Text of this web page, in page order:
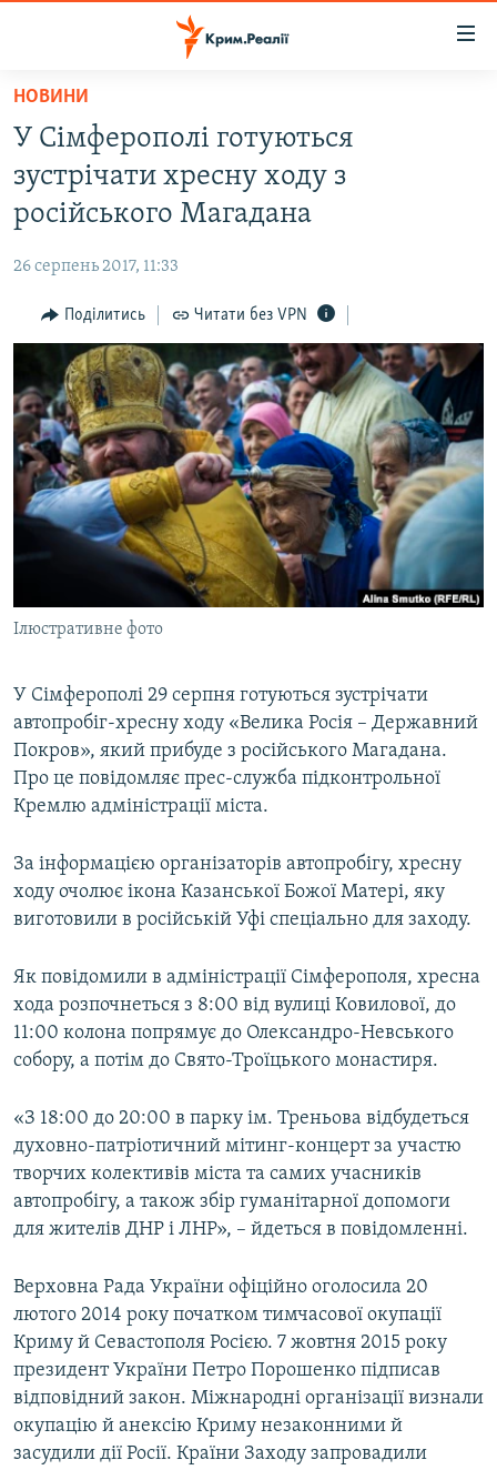
Перейти
основного
матеріалу
Перейти
до
основної
навігації
Перейти
до
пошуку
НОВИНИ
ВОДА.КРИМ
ВІДЕО ТА ФОТО
БЛОГИ
ПОГЛЯД
ІНТЕРВ'Ю
ВСЕ ЗА ДЕНЬ
СПЕЦПРОЕКТИ
ДЕПОРТАЦІЯ
ВІДЕОУРОКИ «ELIFBE»
СВІДЧЕННЯ ОКУПАЦІЇ
УКРАЇНСЬКА ПРОБЛЕМА КРИМУ
ІНФОГРАФІКА
ЯК ОБІЙТИ БЛОКУВАННЯ
Русский
ДОЛУЧАЙСЯ!
Усі сайти RFE/RL
НОВИНИ
У Сімферополі готуються
зустрічати хресну ходу з
російського Магадана
26 серпень 2017, 11:33
Поділитись Читати без VPN
Ілюстративне фото
У Сімферополі 29 серпня готуються зустрічати
автопробіг-хресну ходу «Велика Росія – Державний
Покров», який прибуде з російського Магадана.
Про це повідомляє прес-служба підконтрольної
Кремлю адміністрації міста.
За інформацією організаторів автопробігу, хресну
ходу очолює ікона Казанської Божої Матері, яку
виготовили в російській Уфі спеціально для заходу.
Як повідомили в адміністрації Сімферополя, хресна
хода розпочнеться з 8:00 від вулиці Ковилової, до
11:00 колона попрямує до Олександро-Невського
собору, а потім до Свято-Троїцького монастиря.
«З 18:00 до 20:00 в парку ім. Треньова відбудеться
духовно-патріотичний мітинг-концерт за участю
творчих колективів міста та самих учасників
автопробігу, а також збір гуманітарної допомоги
для жителів ДНР і ЛНР», – йдеться в повідомленні.
Верховна Рада України офіційно оголосила 20
лютого 2014 року початком тимчасової окупації
Криму й Севастополя Росією. 7 жовтня 2015 року
президент України Петро Порошенко підписав
відповідний закон. Міжнародні організації визнали
окупацію й анексію Криму незаконними й
засудили дії Росії. Країни Заходу запровадили